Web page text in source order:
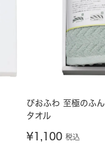
びおふわ 至極のふ
タオル
¥1,100 税込